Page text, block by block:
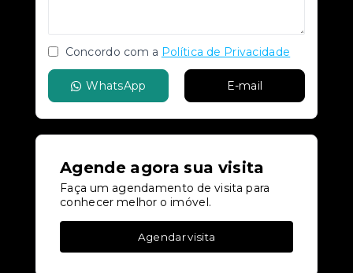
Concordo com a Política de Privacidade
WhatsApp E-mail
Agende agora sua visita
Faça um agendamento de visita para
conhecer melhor o imóvel.
Agendar visita